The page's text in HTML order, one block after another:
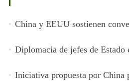
China y EEUU sostienen
Diplomacia de jefes de Estado
Iniciativa propuesta por China